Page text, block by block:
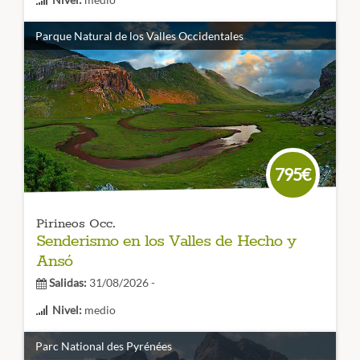
6 días
Este valle del Pirineo oscense guarda preciosos rincones
para descubrir haciendo senderismo. Culturas
ancestrales, paisajes de ensueño y montañas
espectaculares es lo que te espera.
CÓDIGO VIAJE: 006SES
Parque Natural de los Valles Occidentales
795€
Pirineos Occ.
Senderismo en los Valles de Hecho y
Ansó
Salidas: 31/08/2026 -
Nivel: medio
Parc National des Pyrénées